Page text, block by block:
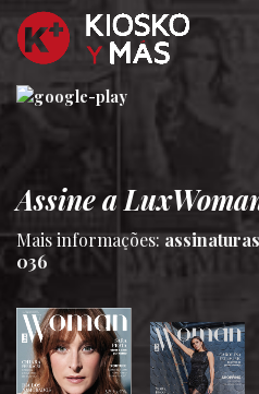
Assine a
Mais informações:
036